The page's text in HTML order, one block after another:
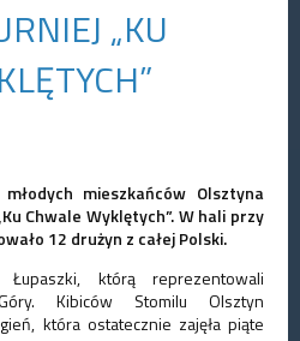
„KU
mieszkańców Olsztyna
Chwale Wyklętych”. W hali przy
12 drużyn z całej Polski.
Łupaszki, którą reprezentowali
Kibiców Stomilu Olsztyn
która ostatecznie zajęła piąte